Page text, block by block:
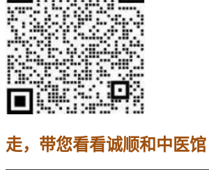
走，带您看看诚顺和中医馆